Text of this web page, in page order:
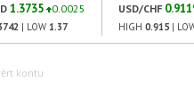
1.3735 0.0025
| LOW 1.37
USD/CHF
HIGH 0.915 |
kontu